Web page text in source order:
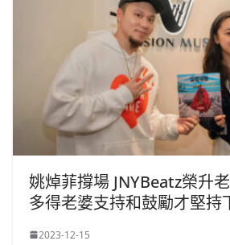
姚焯菲撐場 JNYBeatz榮升
多得老婆支持和鼓勵才堅持
2023-12-15